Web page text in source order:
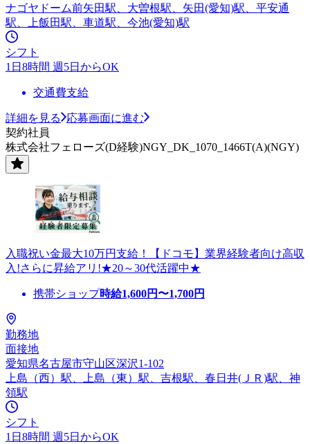
ナゴヤドーム前矢田駅、大曽根駅、矢田(愛知)駅、平安通
駅、上飯田駅、車道駅、今池(愛知)駅
シフト
1日8時間 週5日からOK
交通費支給
詳細を見る
応募画面に進む
契約社員
株式会社フェローズ(D経験)NGY_DK_1070_1466T(A)(NGY)
入職祝い金最大10万円支給！【ドコモ】業界経験者向け高収
入!さらに昇給アリ!★20～30代活躍中★
携帯ショップ時給1,600円〜1,700円
勤務地
面接地
愛知県名古屋市守山区深沢1-102
上島（西）駅、上島（東）駅、吉根駅、春日井(ＪＲ)駅、神
領駅
シフト
1日8時間 週5日からOK